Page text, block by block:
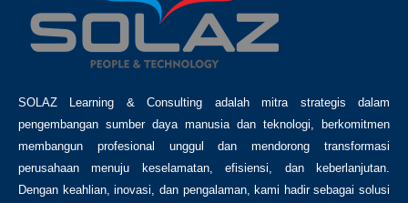
SOLAZ Learning & Consulting adalah mitra strategis dalam
pengembangan sumber daya manusia dan teknologi, berkomitmen
membangun profesional unggul dan mendorong transformasi
perusahaan menuju keselamatan, efisiensi, dan keberlanjutan.
Dengan keahlian, inovasi, dan pengalaman, kami hadir sebagai solusi